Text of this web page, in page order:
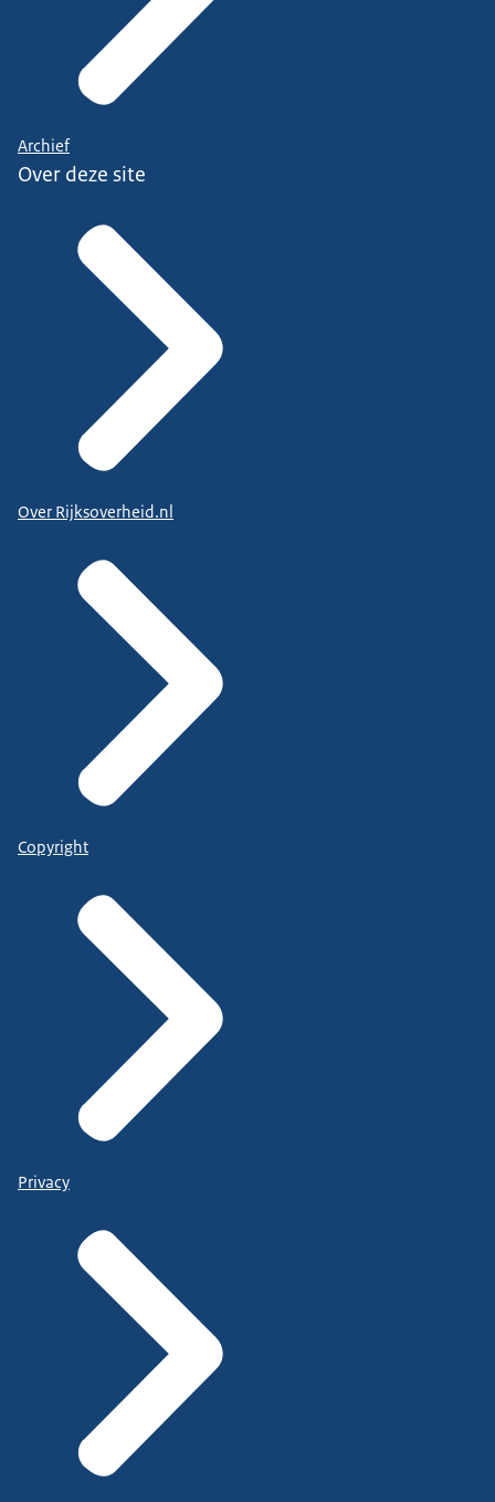
Archief
Over deze site
Over Rijksoverheid.nl
Copyright
Privacy